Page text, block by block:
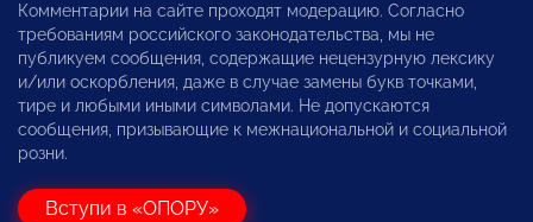
Комментарии на сайте проходят модерацию. Согласно
требованиям российского законодательства, мы не
публикуем сообщения, содержащие нецензурную лексику
и/или оскорбления, даже в случае замены букв точками,
тире и любыми иными символами. Не допускаются
сообщения, призывающие к межнациональной и социальной
розни.
Вступи в «ОПОРУ»